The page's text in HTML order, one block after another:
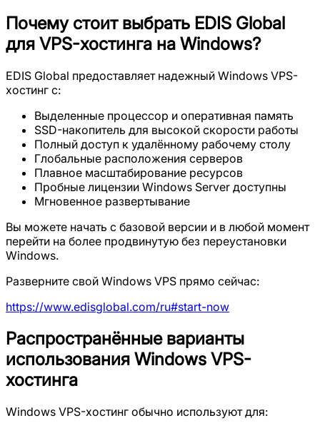
Почему стоит выбрать EDIS Global
для VPS-хостинга на Windows?
EDIS Global предоставляет надежный Windows VPS-
хостинг с:
Выделенные процессор и оперативная память
SSD-накопитель для высокой скорости работы
Полный доступ к удалённому рабочему столу
Глобальные расположения серверов
Плавное масштабирование ресурсов
Пробные лицензии Windows Server доступны
Мгновенное развертывание
Вы можете начать с базовой версии и в любой момент
перейти на более продвинутую без переустановки
Windows.
Разверните свой Windows VPS прямо сейчас:
https://www.edisglobal.com/ru#start-now
Распространённые варианты
использования Windows VPS-
хостинга
Windows VPS-хостинг обычно используют для: